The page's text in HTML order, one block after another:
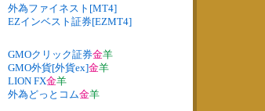
外為ファイネスト[MT4]
EZインベスト証券[EZMT4]
GMOクリック証券金羊
GMO外貨[外貨ex]金羊
LION FX金羊
外為どっとコム金羊